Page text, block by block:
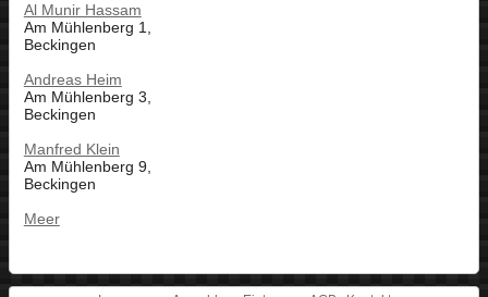
Al Munir Hassam
Am Mühlenberg 1,
Beckingen
Andreas Heim
Am Mühlenberg 3,
Beckingen
Manfred Klein
Am Mühlenberg 9,
Beckingen
Meer